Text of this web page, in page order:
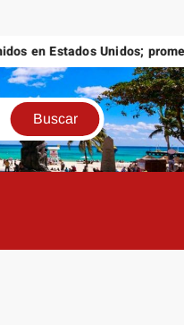
Unidos; prometen